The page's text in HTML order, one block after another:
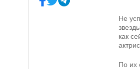
Не
как
По их